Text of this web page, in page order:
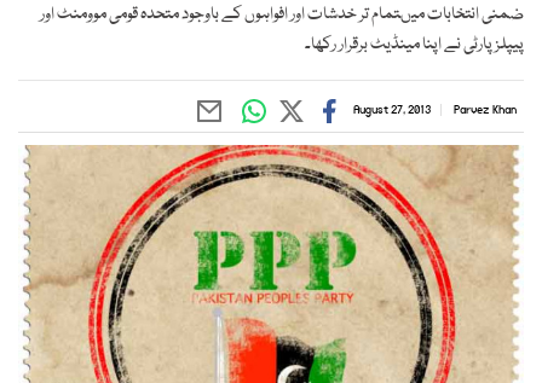
ضمنی انتخابات میںتمام تر خدشات اور افواہوں کے باوجود متحدہ قومی موومنٹ اور
پیپلزپارٹی نے اپنا مینڈیٹ برقرار رکھا۔
Parvez Khan
August 27, 2013